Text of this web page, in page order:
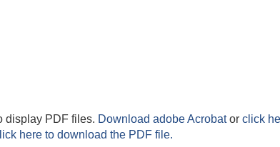
display PDF files. Download adobe Acrobator click
here to download the PDF file.